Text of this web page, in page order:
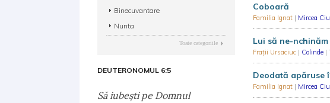
Coboară
Familia Ignat | Mircea
Lui să ne-nchinăm
Frații Ursaciuc | Colinde |
Deodată apăruse
Familia Ignat | Mircea
Binecuvantare
Nunta
Toate categoriile
DEUTERONOMUL 6:5
Să iubeşti pe Domnul